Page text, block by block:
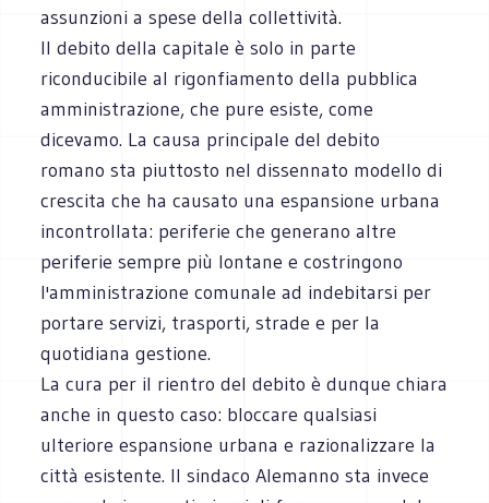
assunzioni a spese della collettività.
Il debito della capitale è solo in parte
riconducibile al rigonfiamento della pubblica
amministrazione, che pure esiste, come
dicevamo. La causa principale del debito
romano sta piuttosto nel dissennato modello di
crescita che ha causato una espansione urbana
incontrollata: periferie che generano altre
periferie sempre più lontane e costringono
l'amministrazione comunale ad indebitarsi per
portare servizi, trasporti, strade e per la
quotidiana gestione.
La cura per il rientro del debito è dunque chiara
anche in questo caso: bloccare qualsiasi
ulteriore espansione urbana e razionalizzare la
città esistente. Il sindaco Alemanno sta invece